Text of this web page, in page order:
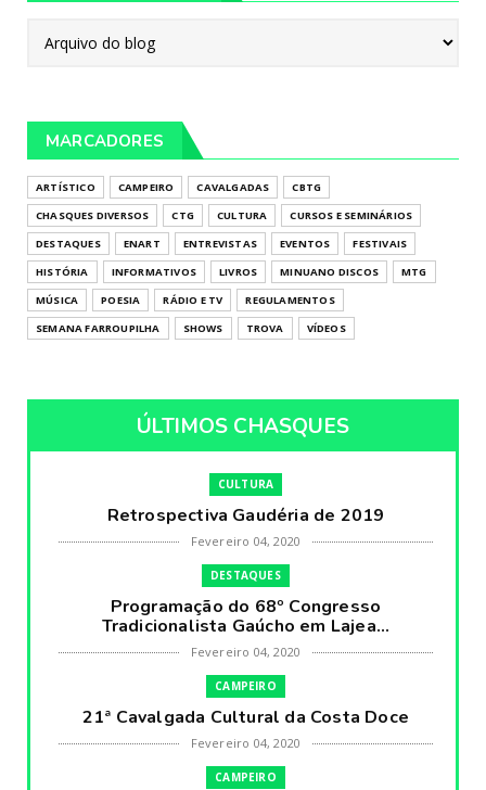
MARCADORES
ARTÍSTICO CAMPEIRO CAVALGADAS
CBTG
CHASQUES DIVERSOS
CTG CULTURA
CURSOS E SEMINÁRIOS
DESTAQUES
ENART ENTREVISTAS EVENTOS
FESTIVAIS
HISTÓRIA
INFORMATIVOS LIVROS MINUANO DISCOS
MTG
MÚSICA
POESIA RÁDIO E TV
REGULAMENTOS
SEMANA FARROUPILHA
SHOWS TROVA VÍDEOS
ÚLTIMOS CHASQUES
CULTURA
Retrospectiva Gaudéria de 2019
Fevereiro 04, 2020
DESTAQUES
Programação do 68º Congresso
Tradicionalista Gaúcho em Lajea...
Fevereiro 04, 2020
CAMPEIRO
21ª Cavalgada Cultural da Costa Doce
Fevereiro 04, 2020
CAMPEIRO